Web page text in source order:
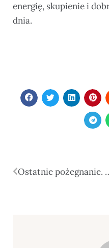
energię, skupienie i
dnia.
Ostatnie